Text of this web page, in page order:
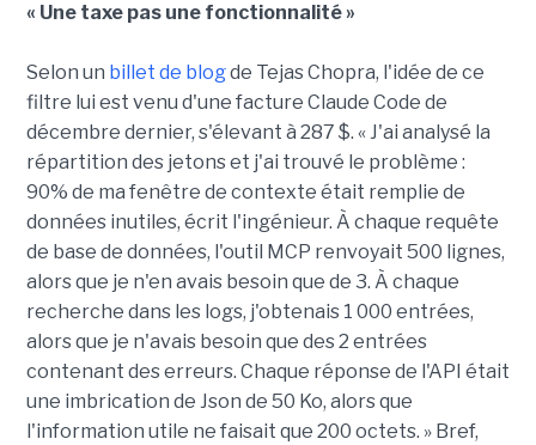
« Une taxe pas une fonctionnalité »
Selon un billet de blogde Tejas Chopra, l'idée de ce
filtre lui est venu d'une facture Claude Code de
décembre dernier, s'élevant à 287 $. « J'ai analysé la
répartition des jetons et j'ai trouvé le problème :
90% de ma fenêtre de contexte était remplie de
données inutiles, écrit l'ingénieur. À chaque requête
de base de données, l'outil MCP renvoyait 500 lignes,
alors que je n'en avais besoin que de 3. À chaque
recherche dans les logs, j'obtenais 1 000 entrées,
alors que je n'avais besoin que des 2 entrées
contenant des erreurs. Chaque réponse de l'API était
une imbrication de Json de 50 Ko, alors que
l'information utile ne faisait que 200 octets. » Bref,